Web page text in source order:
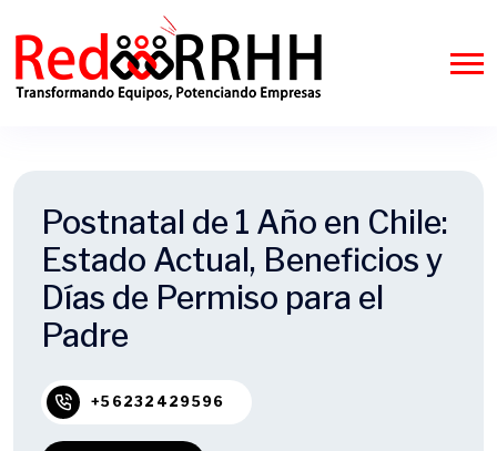
Postnatal de 1 Año en Chile:
Estado Actual, Beneficios y
Días de Permiso para el
Padre
+56232429596